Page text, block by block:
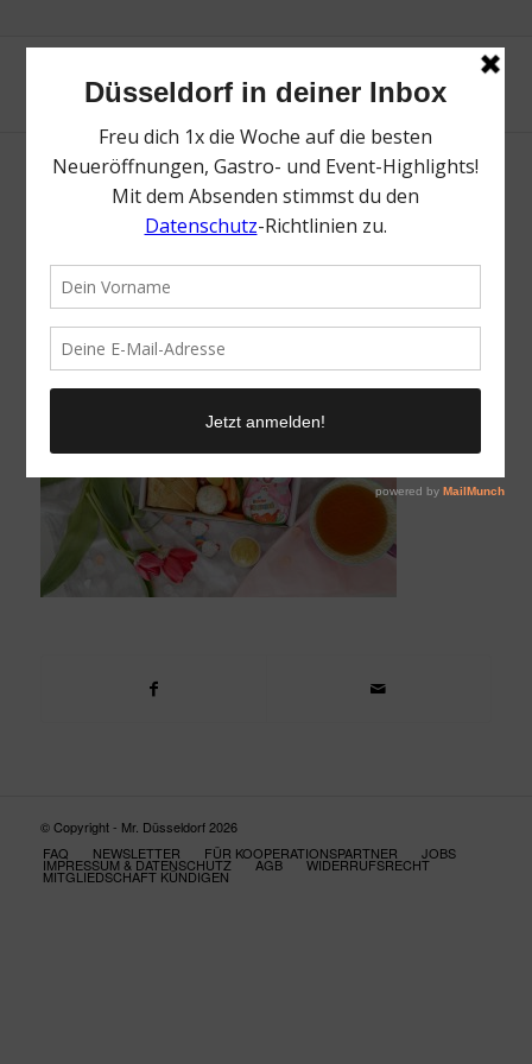
Charcuterie | Die besten Tipps für Ostern in
© Copyright - Mr. Düsseldorf 2026
FAQ
NEWSLETTER FÜR KOOPERATIONSPARTNER JOBS
IMPRESSUM & DATENSCHUTZ AGB WIDERRUFSRECHT
MITGLIEDSCHAFT KÜNDIGEN